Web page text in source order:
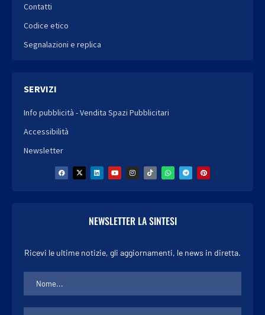
Contatti
Codice etico
Segnalazioni e replica
SERVIZI
Info pubblicità - Vendita Spazi Pubblicitari
Accessibilità
Newsletter
NEWSLETTER LA SINTESI
Ricevi le ultime notizie, gli aggiornamenti, le news in diretta.